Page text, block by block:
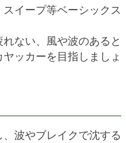
イープ等ベーシックス
ない、風や波のあると
ッカーを目指しましょ
波やブレイクで沈する